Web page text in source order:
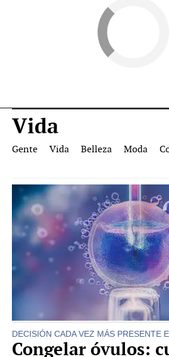
Vida
Gente Vida Belleza Moda
DECISIÓN CADA VEZ MÁS PRESENTE
Congelar óvulos: